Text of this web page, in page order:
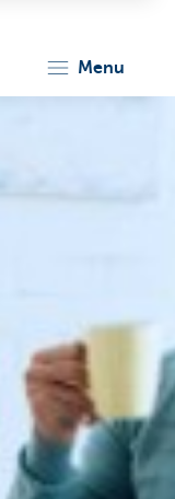
menu